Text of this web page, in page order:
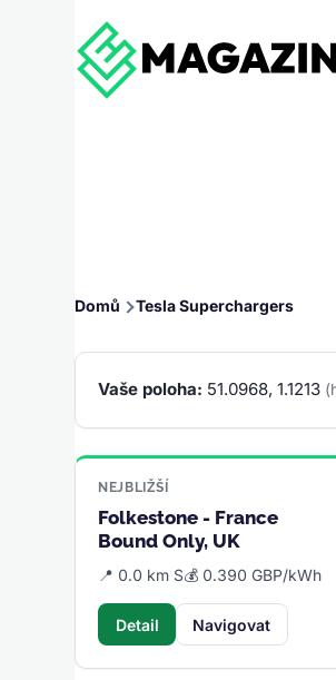
Drobečková
navigace
Domů Tesla Superchargers
Vaše poloha: 51.0968, 1.1213
NEJBLIŽŠÍ
Folkestone - France
Bound Only, UK
📍 0.0 km S💰 0.390 GBP/kWh
Detail Navigovat